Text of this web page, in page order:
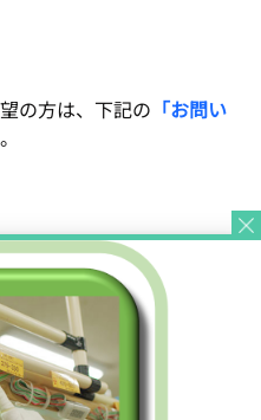
の方は、下記の 「お問い